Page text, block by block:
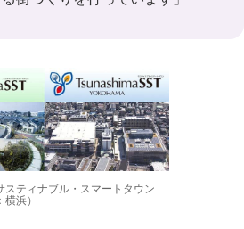
スティナブル・スマートタウン
横浜）